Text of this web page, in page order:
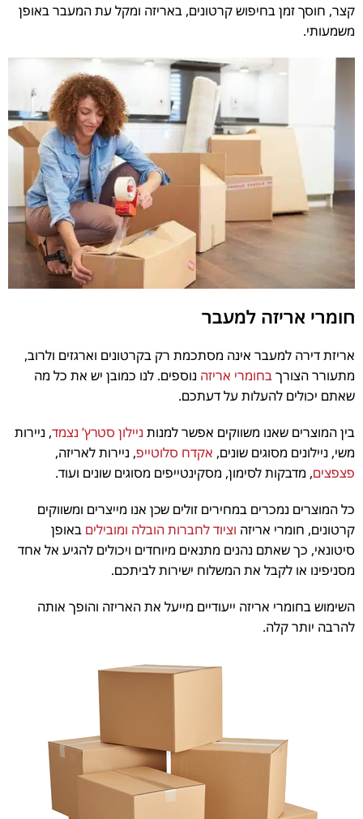
קצר, חוסך זמן בחיפוש קרטונים, באריזה ומקל עת המעבר באופן
משמעותי.
חומרי אריזה למעבר
אריזת דירה למעבר אינה מסתכמת רק בקרטונים וארגזים ולרוב,
מתעורר הצורךבחומרי אריזה נוספים. לנו כמובן יש את כל מה
שאתם יכולים להעלות על דעתכם.
בין המוצרים שאנו משווקים אפשר למנות ניילון סטרץ’ נצמד, ניירות
משי, ניילונים מסוגים שונים, אקדח סלוטייפ, ניירות לאריזה,
פצפצים, מדבקות לסימון, מסקינטייפים מסוגים שונים ועוד.
כל המוצרים נמכרים במחירים זולים שכן אנו מייצרים ומשווקים
קרטונים, חומרי אריזה וציוד לחברות הובלה ומובילים באופן
סיטונאי, כך שאתם נהנים מתנאים מיוחדים ויכולים להגיע אל אחד
מסניפינו או לקבל את המשלוח ישירות לביתכם.
השימוש בחומרי אריזה ייעודיים מייעל את האריזה והופך אותה
להרבה יותר קלה.